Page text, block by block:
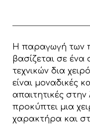
Η παραγωγή των
βασίζεται σε ένα
τεχνικών δια
είναι μοναδικές
απαιτητικές στην
προκύπτει μια
χαρακτήρα και